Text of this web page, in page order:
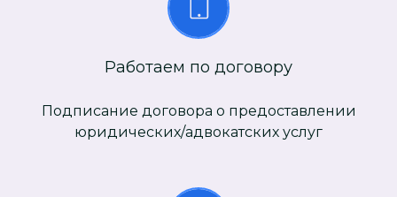
Работаем по договору
Подписание договора о предоставлении
юридических/адвокатских услуг